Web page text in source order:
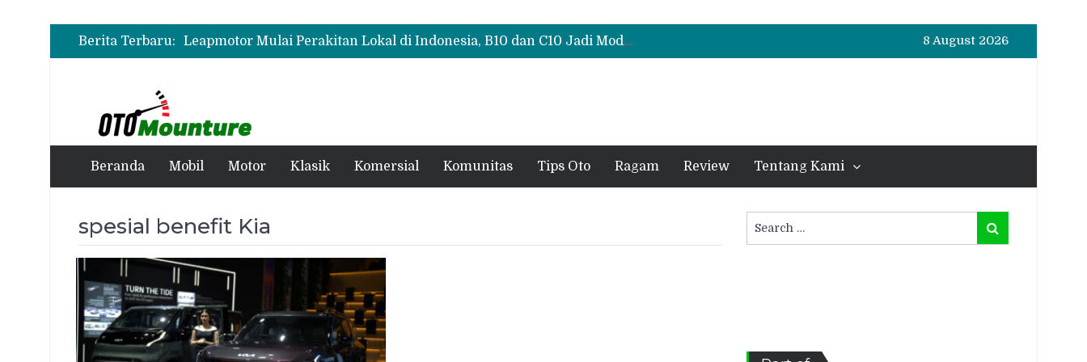
Berita Terbaru:
Test Drive Suzuki Fronx SGX Hybrid Kuro di GIIAS 2026, Peserta Soroti Desain Sporty dan DVR
Leapmotor Mulai Perakitan Lokal di Indonesia, B10 dan C10 Jadi Model Perdana
Polytron G3+ Special Collaboration Meluncur di GIIAS 2026, Tampil Makin Gahar dengan Two-Tone
8 August 2026
Beranda Mobil Motor Klasik Komersial Komunitas Tips Oto Ragam Review Tentang Kami
spesial benefit Kia
for:
Search